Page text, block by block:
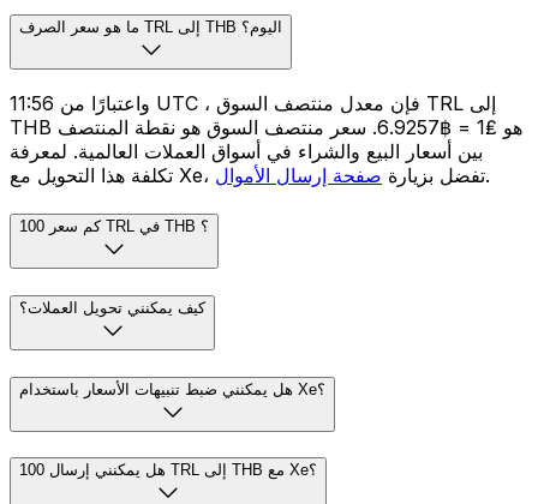
ما هو سعر الصرف TRL إلى THB اليوم؟
واعتبارًا من 11:56 UTC ، فإن معدل منتصف السوق TRL إلى
THB هو ₤1 = ฿6.9257. سعر منتصف السوق هو نقطة المنتصف
بين أسعار البيع والشراء في أسواق العملات العالمية. لمعرفة
تكلفة هذا التحويل مع Xe، تفضل بزيارة صفحة إرسال الأموال .
كم سعر 100 TRL في THB ؟
كيف يمكنني تحويل العملات؟
هل يمكنني ضبط تنبيهات الأسعار باستخدام Xe؟
هل يمكنني إرسال 100 TRL إلى THB مع Xe؟